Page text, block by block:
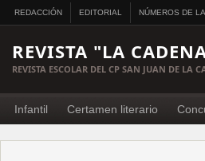
REDACCIÓN EDITORIAL NÚMEROS DE
REVISTA "LA
REVISTA ESCOLAR DEL CP SAN JUAN DE LA
Infantil Certamen literario